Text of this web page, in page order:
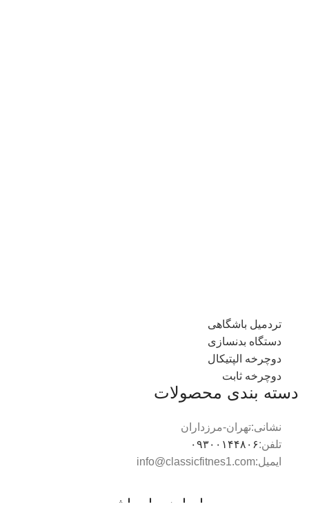
تردمیل باشگاهی
دستگاه بدنسازی
دوچرخه الپتیکال
دوچرخه ثابت
دسته بندی محصولات
نشانی:تهران-مرزداران
تلفن:۰۹۳۰۰۱۴۴۸۰۶
ایمیل:info@classicfitnes1.com
با ما همراه باشید